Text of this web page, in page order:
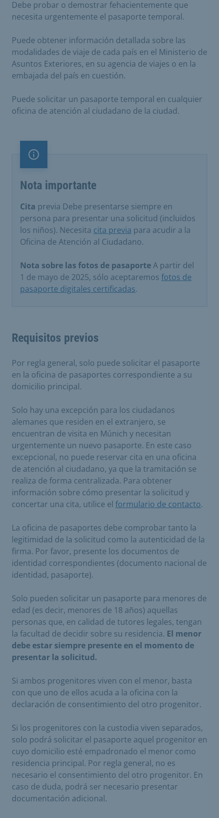
Debe probar o demostrar fehacientemente que
necesita urgentemente el pasaporte temporal.
Puede obtener información detallada sobre las
modalidades de viaje de cada país en el Ministerio de
Asuntos Exteriores, en su agencia de viajes o en la
embajada del país en cuestión.
Puede solicitar un pasaporte temporal en cualquier
oficina de atención al ciudadano de la ciudad.
Nota importante
Nota importante
Cita previa Debe presentarse siempre en
persona para presentar una solicitud (incluidos
los niños). Necesita cita previa para acudir a la
Oficina de Atención al Ciudadano.
Nota sobre las fotos de pasaporteA partir del
1 de mayo de 2025, sólo aceptaremos fotos de
pasaporte digitales certificadas.
Requisitos previos
Por regla general, solo puede solicitar el pasaporte
en la oficina de pasaportes correspondiente a su
domicilio principal.
Solo hay una excepción para los ciudadanos
alemanes que residen en el extranjero, se
encuentran de visita en Múnich y necesitan
urgentemente un nuevo pasaporte. En este caso
excepcional, no puede reservar cita en una oficina
de atención al ciudadano, ya que la tramitación se
realiza de forma centralizada. Para obtener
información sobre cómo presentar la solicitud y
concertar una cita, utilice el formulario de contacto.
La oficina de pasaportes debe comprobar tanto la
legitimidad de la solicitud como la autenticidad de la
firma. Por favor, presente los documentos de
identidad correspondientes (documento nacional de
identidad, pasaporte).
Solo pueden solicitar un pasaporte para menores de
edad (es decir, menores de 18 años) aquellas
personas que, en calidad de tutores legales, tengan
la facultad de decidir sobre su residencia. El menor
debe estar siempre presente en el momento de
presentar la solicitud.
Si ambos progenitores viven con el menor, basta
con que uno de ellos acuda a la oficina con la
declaración de consentimiento del otro progenitor.
Si los progenitores con la custodia viven separados,
solo podrá solicitar el pasaporte aquel progenitor en
cuyo domicilio esté empadronado el menor como
residencia principal. Por regla general, no es
necesario el consentimiento del otro progenitor. En
caso de duda, podrá ser necesario presentar
documentación adicional.